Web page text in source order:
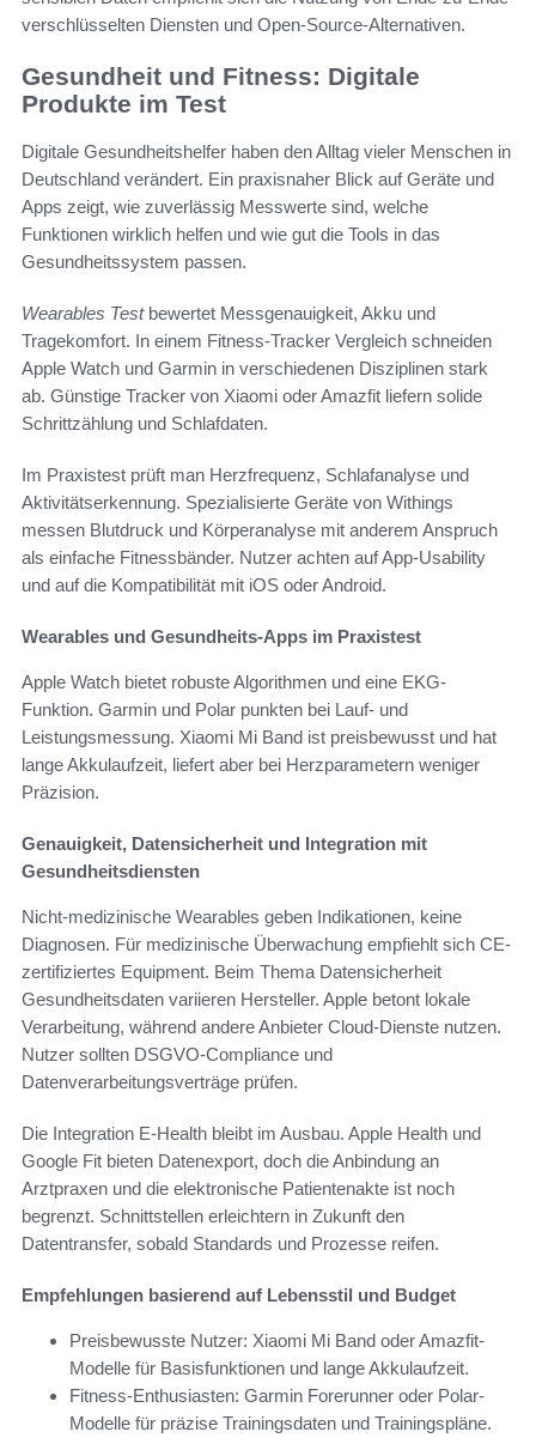
verschlüsselten Diensten und Open-Source-Alternativen.
Gesundheit und Fitness: Digitale
Produkte im Test
Digitale Gesundheitshelfer haben den Alltag vieler Menschen in
Deutschland verändert. Ein praxisnaher Blick auf Geräte und
Apps zeigt, wie zuverlässig Messwerte sind, welche
Funktionen wirklich helfen und wie gut die Tools in das
Gesundheitssystem passen.
Wearables Testbewertet Messgenauigkeit, Akku und
Tragekomfort. In einem Fitness-Tracker Vergleich schneiden
Apple Watch und Garmin in verschiedenen Disziplinen stark
ab. Günstige Tracker von Xiaomi oder Amazfit liefern solide
Schrittzählung und Schlafdaten.
Im Praxistest prüft man Herzfrequenz, Schlafanalyse und
Aktivitätserkennung. Spezialisierte Geräte von Withings
messen Blutdruck und Körperanalyse mit anderem Anspruch
als einfache Fitnessbänder. Nutzer achten auf App-Usability
und auf die Kompatibilität mit iOS oder Android.
Wearables und Gesundheits-Apps im Praxistest
Apple Watch bietet robuste Algorithmen und eine EKG-
Funktion. Garmin und Polar punkten bei Lauf- und
Leistungsmessung. Xiaomi Mi Band ist preisbewusst und hat
lange Akkulaufzeit, liefert aber bei Herzparametern weniger
Präzision.
Genauigkeit, Datensicherheit und Integration mit
Gesundheitsdiensten
Nicht-medizinische Wearables geben Indikationen, keine
Diagnosen. Für medizinische Überwachung empfiehlt sich CE-
zertifiziertes Equipment. Beim Thema Datensicherheit
Gesundheitsdaten variieren Hersteller. Apple betont lokale
Verarbeitung, während andere Anbieter Cloud-Dienste nutzen.
Nutzer sollten DSGVO-Compliance und
Datenverarbeitungsverträge prüfen.
Die Integration E-Health bleibt im Ausbau. Apple Health und
Google Fit bieten Datenexport, doch die Anbindung an
Arztpraxen und die elektronische Patientenakte ist noch
begrenzt. Schnittstellen erleichtern in Zukunft den
Datentransfer, sobald Standards und Prozesse reifen.
Empfehlungen basierend auf Lebensstil und Budget
Preisbewusste Nutzer: Xiaomi Mi Band oder Amazfit-
Modelle für Basisfunktionen und lange Akkulaufzeit.
Fitness-Enthusiasten: Garmin Forerunner oder Polar-
Modelle für präzise Trainingsdaten und Trainingspläne.